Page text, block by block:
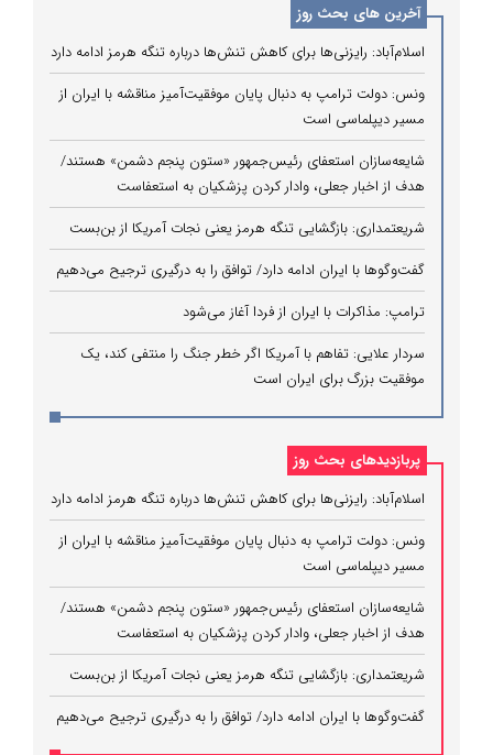
آخرین های بحث روز
اسلام‌آباد: رایزنی‌ها برای کاهش تنش‌ها درباره تنگه هرمز ادامه دارد
ونس: دولت ترامپ به دنبال پایان موفقیت‌آمیز مناقشه با ایران از
مسیر دیپلماسی است
شایعه‌سازان استعفای رئیس‌جمهور «ستون پنجم دشمن» هستند/
هدف از اخبار جعلی، وادار کردن پزشکیان به استعفاست
شریعتمداری: بازگشایی تنگه هرمز یعنی نجات آمریکا از بن‌بست
گفت‌وگوها با ایران ادامه دارد/ توافق را به درگیری ترجیح می‌دهیم
ترامپ: مذاکرات با ایران از فردا آغاز می‌شود
سردار علایی: تفاهم با آمریکا اگر خطر جنگ را منتفی کند، یک
موفقیت بزرگ برای ایران است
پربازدیدهای بحث روز
اسلام‌آباد: رایزنی‌ها برای کاهش تنش‌ها درباره تنگه هرمز ادامه دارد
ونس: دولت ترامپ به دنبال پایان موفقیت‌آمیز مناقشه با ایران از
مسیر دیپلماسی است
شایعه‌سازان استعفای رئیس‌جمهور «ستون پنجم دشمن» هستند/
هدف از اخبار جعلی، وادار کردن پزشکیان به استعفاست
شریعتمداری: بازگشایی تنگه هرمز یعنی نجات آمریکا از بن‌بست
گفت‌وگوها با ایران ادامه دارد/ توافق را به درگیری ترجیح می‌دهیم